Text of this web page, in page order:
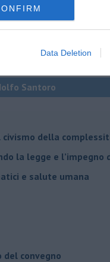
Data Deletion
Santoro
della
la legge e l’impegno
e salute umana
del convegno